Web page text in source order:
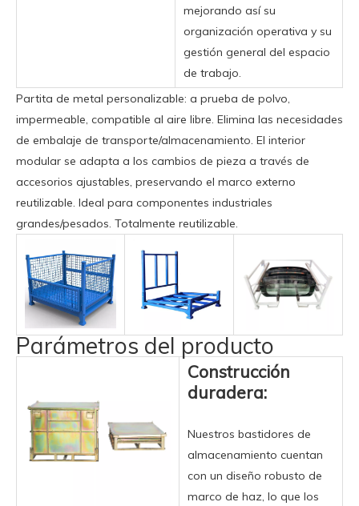
mejorando así su
organización operativa y su
gestión general del espacio
de trabajo.
Partita de metal personalizable: a prueba de polvo,
impermeable, compatible al aire libre. Elimina las necesidades
de embalaje de transporte/almacenamiento. El interior
modular se adapta a los cambios de pieza a través de
accesorios ajustables, preservando el marco externo
reutilizable. Ideal para componentes industriales
grandes/pesados. Totalmente reutilizable.
Parámetros del producto
Construcción
duradera:
Nuestros bastidores de
almacenamiento cuentan
con un diseño robusto de
marco de haz, lo que los